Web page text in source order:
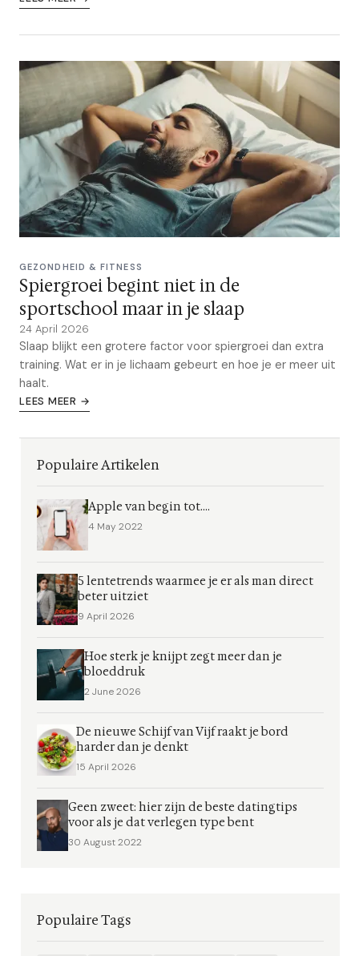
GEZONDHEID & FITNESS
Spiergroei begint niet in de
sportschool maar in je slaap
24 April 2026
Slaap blijkt een grotere factor voor spiergroei dan extra
training. Wat er in je lichaam gebeurt en hoe je er meer uit
haalt.
LEES MEER →
Populaire Artikelen
Apple van begin tot....
4 May 2022
5 lentetrends waarmee je er als man direct
beter uitziet
9 April 2026
Hoe sterk je knijpt zegt meer dan je
bloeddruk
2 June 2026
De nieuwe Schijf van Vijf raakt je bord
harder dan je denkt
15 April 2026
Geen zweet: hier zijn de beste datingtips
voor als je dat verlegen type bent
30 August 2022
Populaire Tags